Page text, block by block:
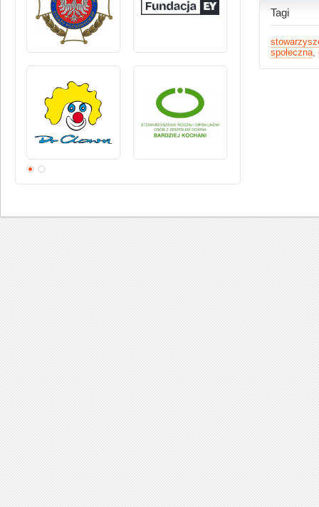
Tagi
społeczna,